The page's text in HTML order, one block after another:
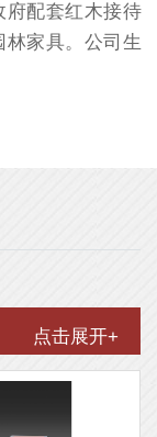
府配套红木接待
家具。公司生
点击展开+